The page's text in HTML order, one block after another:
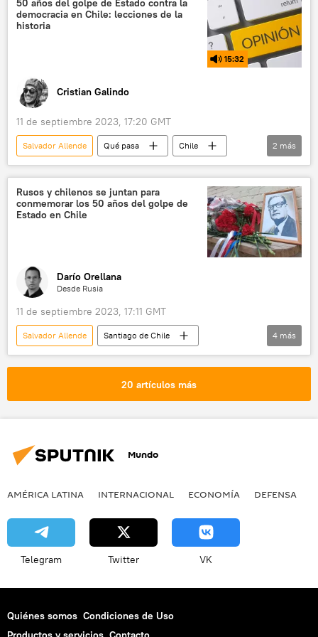
política
Chile
50 años del golpe de Estado contra la
democracia en Chile: lecciones de la
historia
15:32
Cristian Galindo
11 de septiembre 2023, 17:20 GMT
Salvador Allende Qué pasa
Chile
EEUU
política
2 más
Rusos y chilenos se juntan para
conmemorar los 50 años del golpe de
Estado en Chile
Darío Orellana
Desde Rusia
11 de septiembre 2023, 17:11 GMT
Salvador Allende
Santiago de Chile
Moscú
América Latina
Chile
📝 Reportajes
4 más
20 artículos más
Mundo
AMÉRICA LATINA INTERNACIONAL ECONOMÍA DEFENSA
Telegram Twitter VK
Quiénes somos Condiciones de Uso